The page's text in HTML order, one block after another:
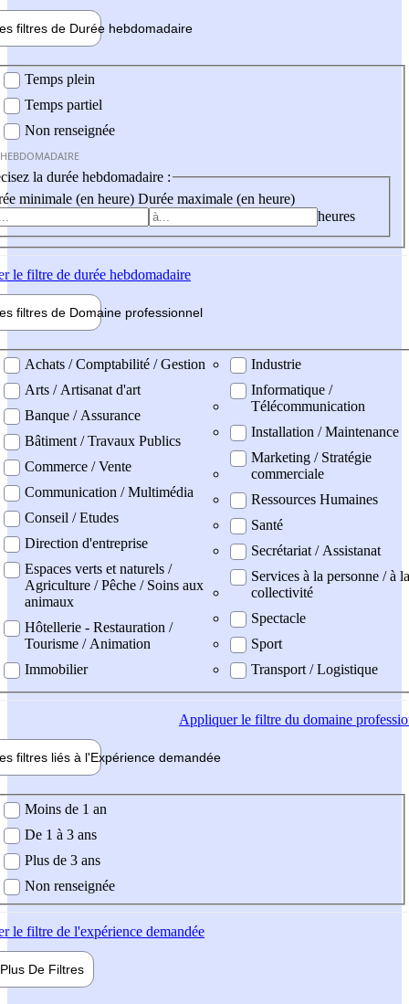
filtres de Durée hebdomadaire
Temps plein
Temps partiel
Non renseignée
la durée hebdomadaire :
minimale (en heure) Durée maximale (en heure)
heures
le filtre de durée hebdomadaire
filtres de Domaine professionnel
professionel
Achats / Comptabilité / Gestion
Arts / Artisanat d'art
Banque / Assurance
Bâtiment / Travaux Publics
Commerce / Vente
Communication / Multimédia
Conseil / Etudes
Direction d'entreprise
Espaces verts et naturels /
Agriculture / Pêche / Soins aux
animaux
Hôtellerie - Restauration /
Tourisme / Animation
Immobilier
Industrie
Informatique /
Télécommunication
Installation / Maintenance
Marketing / Stratégie
commerciale
Ressources Humaines
Santé
Secrétariat / Assistanat
Services à la personne / à la
collectivité
Spectacle
Sport
Transport / Logistique
Appliquerle filtre du domaine
filtres liés à l'Expérience demandée
demandée
Moins de 1 an
De 1 à 3 ans
Plus de 3 ans
Non renseignée
le filtre de l'expérience demandée
Plus De Filtres